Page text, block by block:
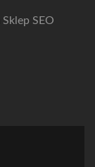
Sklep SEO